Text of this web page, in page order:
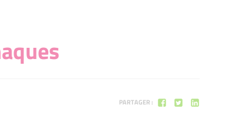
PARTAGER :